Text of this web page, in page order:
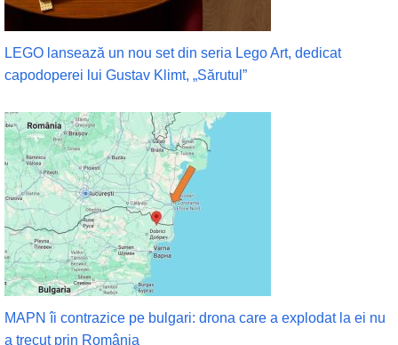
LEGO lansează un nou set din seria Lego Art, dedicat
capodoperei lui Gustav Klimt, „Sărutul”
MAPN îi contrazice pe bulgari: drona care a explodat la ei nu
a trecut prin România